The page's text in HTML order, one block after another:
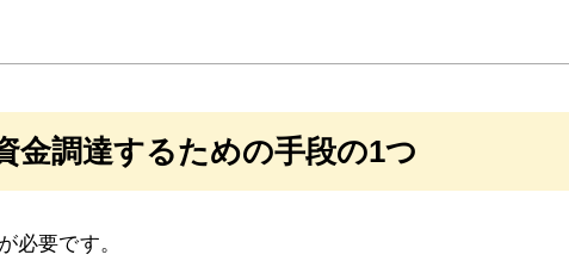
金調達するための手段の1つ
必要です。